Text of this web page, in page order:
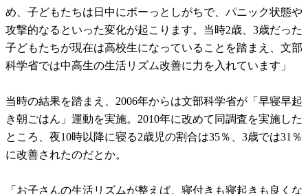
め、子どもたちは日中にボーっとしがちで、パニック状態や
攻撃的なるといった変化が起こります。当時2歳、3歳だった
子どもたちが現在は高校生になっていることを踏まえ、文部
科学省では中高生の生活リズム改善に力を入れています」
当時の結果を踏まえ、2006年からは文部科学省が「早寝早起
き朝ごはん」運動を実施。2010年に改めて同調査を実施した
ところ、夜10時以降に寝る2歳児の割合は35％、3歳では31％
に改善されたのだとか。
「お子さんの生活リズムが整えば、寝付きも寝起きも良くな